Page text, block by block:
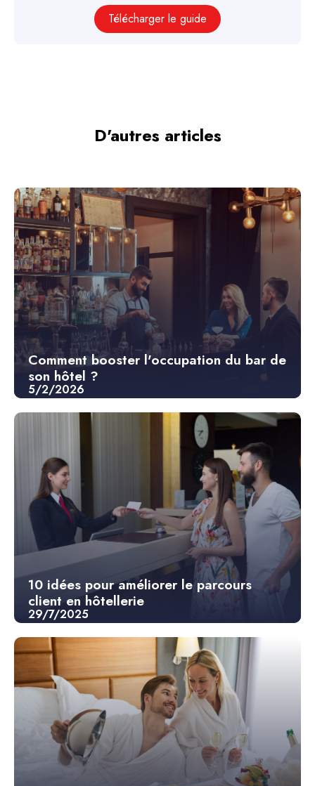
Télécharger le guide
D'autres articles
5/2/2026
Comment booster l'occupation du bar de
son hôtel ?
29/7/2025
10 idées pour améliorer le parcours
client en hôtellerie